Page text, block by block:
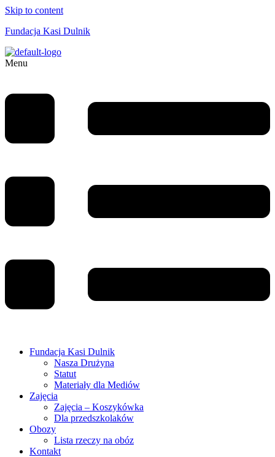
Skip to content
Fundacja Kasi Dulnik
Menu
Fundacja Kasi Dulnik
Nasza Drużyna
Statut
Materiały dla Mediów
Zajęcia
Zajęcia – Koszykówka
Dla przedszkolaków
Obozy
Lista rzeczy na obóz
Kontakt